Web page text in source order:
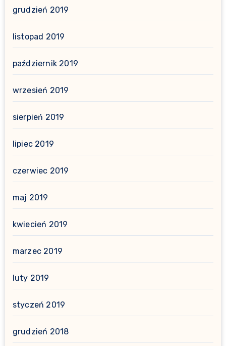
grudzień 2019
listopad 2019
październik 2019
wrzesień 2019
sierpień 2019
lipiec 2019
czerwiec 2019
maj 2019
kwiecień 2019
marzec 2019
luty 2019
styczeń 2019
grudzień 2018